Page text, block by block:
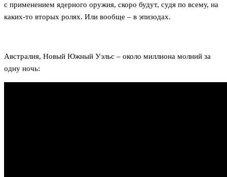
с применением ядерного оружия, скоро будут, судя по всему, на
каких-то вторых ролях. Или вообще – в эпизодах.
Австралия, Новый Южный Уэльс – около миллиона молний за
одну ночь: